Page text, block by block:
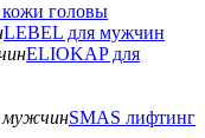
кожи головы
LEBEL для мужчин
ELIOKAP для
SMAS лифтинг